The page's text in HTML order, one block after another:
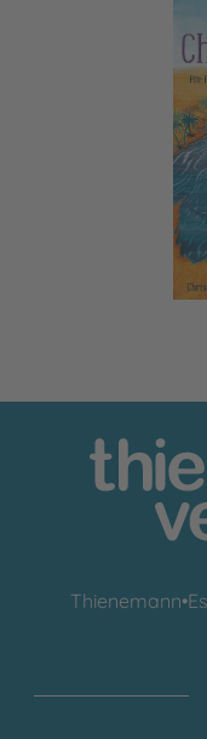
Thienemann•